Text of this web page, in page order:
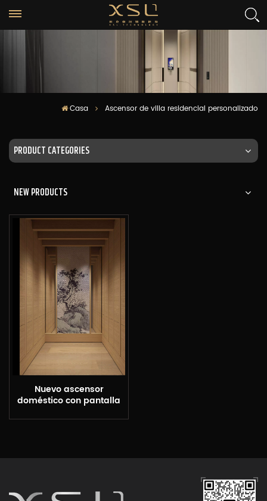
Casa Ascensor de villa residencial personalizado
PRODUCT CATEGORIES
NEW PRODUCTS
Nuevo ascensor
doméstico con pantalla
XSL